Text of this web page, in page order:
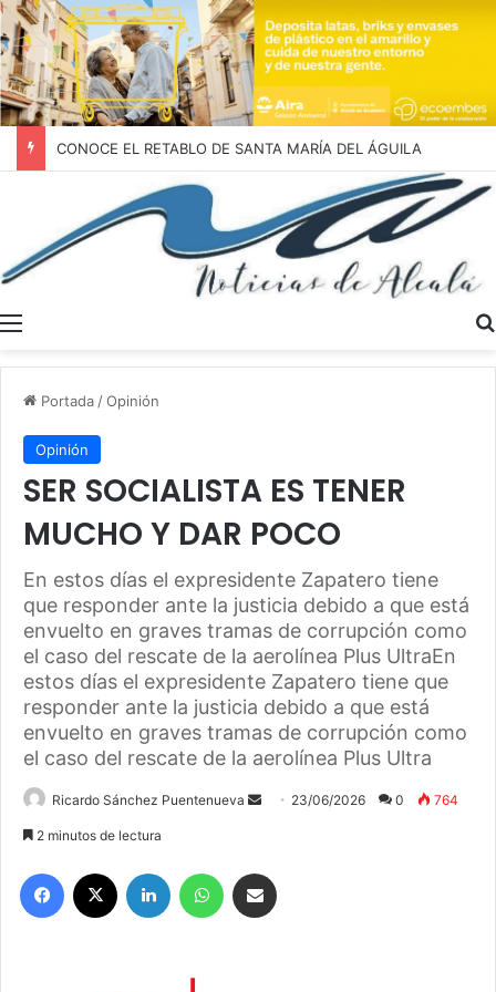
CONOCE EL RETABLO DE SANTA MARÍA DEL ÁGUILA
Portada /Opinión
Opinión
SER SOCIALISTA ES TENER
MUCHO Y DAR POCO
En estos días el expresidente Zapatero tiene
que responder ante la justicia debido a que está
envuelto en graves tramas de corrupción como
el caso del rescate de la aerolínea Plus UltraEn
estos días el expresidente Zapatero tiene que
responder ante la justicia debido a que está
envuelto en graves tramas de corrupción como
el caso del rescate de la aerolínea Plus Ultra
Ricardo Sánchez Puentenueva
d
a
23/06/2026 0 764
2 minutos de lectura